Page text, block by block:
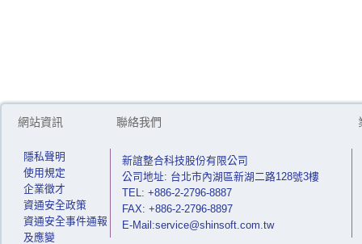
網站資訊
隱私聲明
使用規定
企業徵才
資通安全政策
資通安全事件通報
及應變
聯絡我們
新誼整合科技股份有限公司
公司地址: 台北市內湖區新湖二路128號3樓
TEL: +886-2-2796-8887
FAX: +886-2-2796-8897
E-Mail:service@shinsoft.com.tw